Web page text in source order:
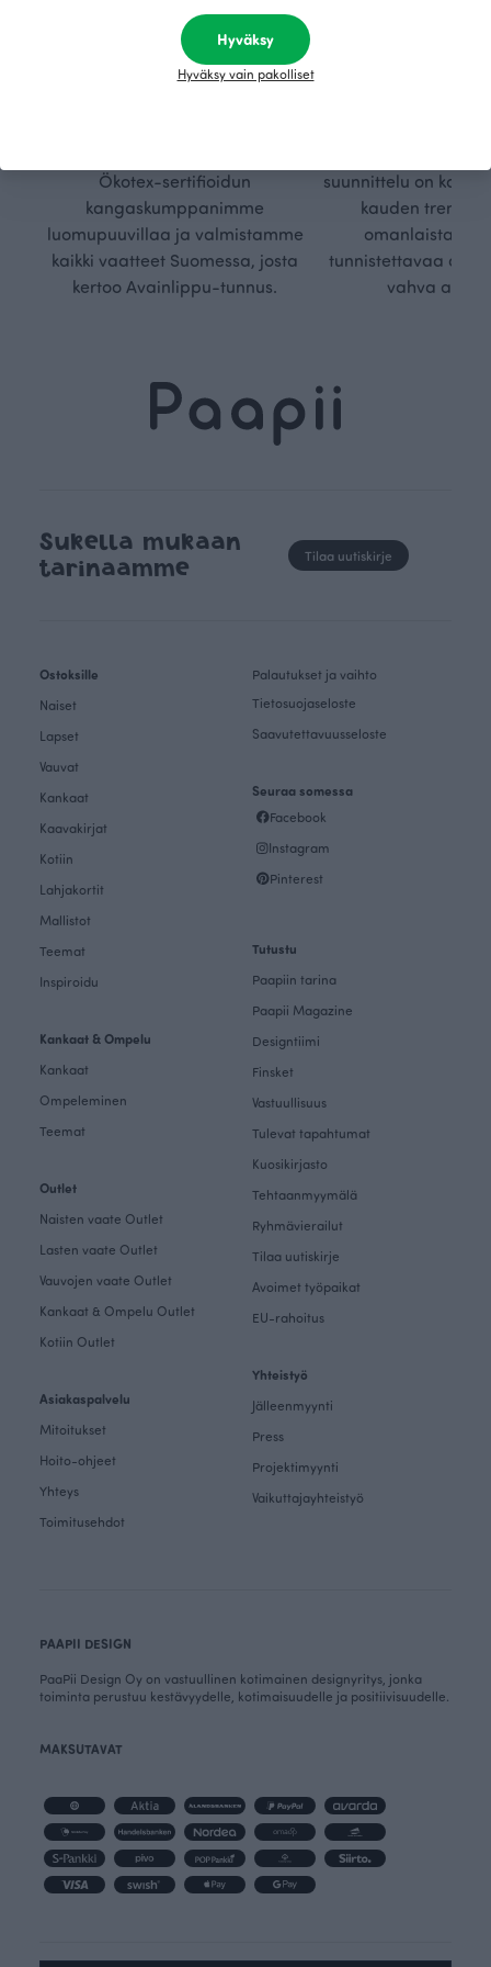
Kestä
vyys
Ökotex-sertifioidun
kangaskumppanimme
luomupuuvillaa ja valmistamme
kaikki vaatteet Suomessa, josta
kertoo Avainlippu-tunnus.
suunnittelu on
kauden
omanlaista,
tunnistettavaa
vahva
Sukella mukaan
tarinaamme
Tilaa uutiskirje
Ostoksille
Naiset
Lapset
Vauvat
Kankaat
Kaavakirjat
Kotiin
Lahjakortit
Mallistot
Teemat
Inspiroidu
Kankaat & Ompelu
Kankaat
Ompeleminen
Teemat
Outlet
Naisten vaate Outlet
Lasten vaate Outlet
Vauvojen vaate Outlet
Kankaat & Ompelu Outlet
Kotiin Outlet
Asiakaspalvelu
Mitoitukset
Hoito-ohjeet
Yhteys
Toimitusehdot
Palautukset ja vaihto
Tietosuojaseloste
Saavutettavuusseloste
Seuraa somessa
Facebook
Instagram
Pinterest
Tutustu
Paapiin tarina
Paapii Magazine
Designtiimi
Finsket
Vastuullisuus
Tulevat tapahtumat
Kuosikirjasto
Tehtaanmyymälä
Ryhmävierailut
Tilaa uutiskirje
Avoimet työpaikat
EU-rahoitus
Yhteistyö
Jälleenmyynti
Press
Projektimyynti
Vaikuttajayhteistyö
PAAPII DESIGN
PaaPii Design Oy on vastuullinen kotimainen designyritys, jonka
toiminta perustuu kestävyydelle, kotimaisuudelle ja positiivisuudelle.
MAKSUTAVAT
Hyväksy
Hyväksy vain pakolliset